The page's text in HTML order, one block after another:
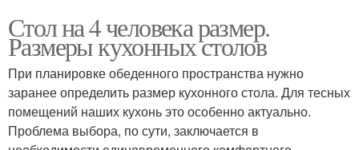
Стол на 4 человека размер.
Размеры кухонных столов
При планировке обеденного пространства нужно
заранее определить размер кухонного стола. Для тесных
помещений наших кухонь это особенно актуально.
Проблема выбора, по сути, заключается в